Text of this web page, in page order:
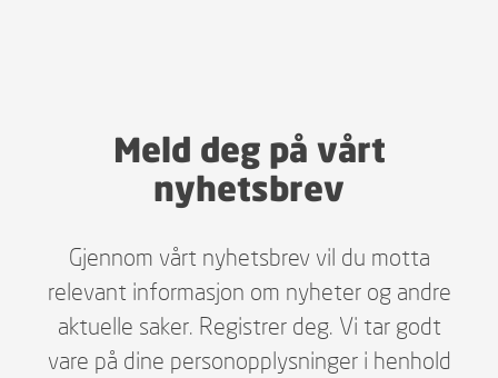
Meld deg på vårt
nyhetsbrev
Gjennom vårt nyhetsbrev vil du motta
relevant informasjon om nyheter og andre
aktuelle saker. Registrer deg. Vi tar godt
vare på dine personopplysninger i henhold